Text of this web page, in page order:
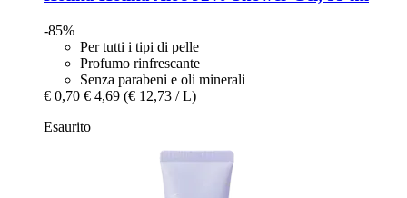
-85%
Per tutti i tipi di pelle
Profumo rinfrescante
Senza parabeni e oli minerali
€ 0,70 € 4,69 (€ 12,73 / L)
Esaurito